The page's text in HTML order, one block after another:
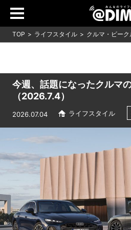
TOP ライフスタイル クルマ・ビーク
今週、話題になったクルマ
（2026.7.4）
2026.07.04 ライフスタイル